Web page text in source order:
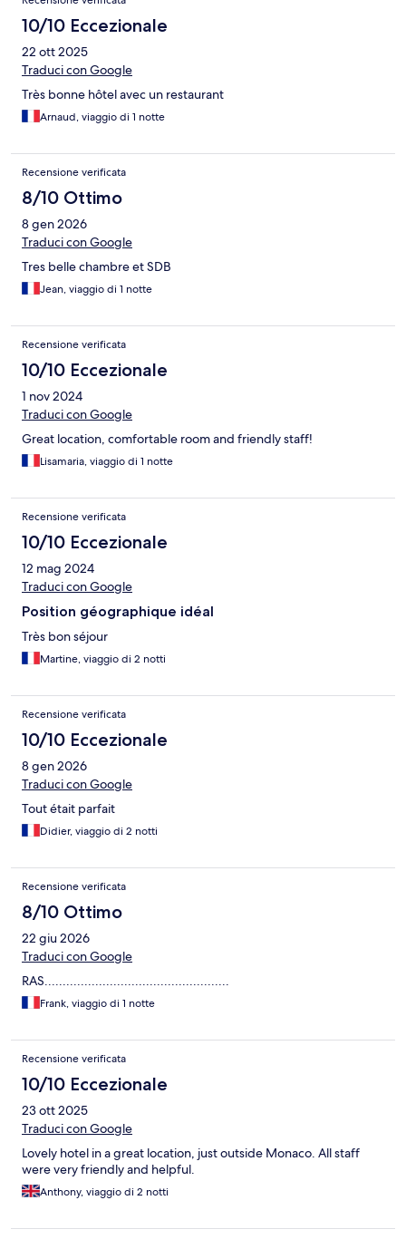
10/10 Eccezionale
22 ott 2025
Traduci con Google
Très bonne hôtel avec un restaurant
Arnaud, viaggio di 1 notte
Recensione verificata
8/10 Ottimo
8 gen 2026
Traduci con Google
Tres belle chambre et SDB
Jean, viaggio di 1 notte
Recensione verificata
10/10 Eccezionale
1 nov 2024
Traduci con Google
Great location, comfortable room and friendly staff!
Lisamaria, viaggio di 1 notte
Recensione verificata
10/10 Eccezionale
12 mag 2024
Traduci con Google
Position géographique idéal
Très bon séjour
Martine, viaggio di 2 notti
Recensione verificata
10/10 Eccezionale
8 gen 2026
Traduci con Google
Tout était parfait
Didier, viaggio di 2 notti
Recensione verificata
8/10 Ottimo
22 giu 2026
Traduci con Google
RAS...................................................
Frank, viaggio di 1 notte
Recensione verificata
10/10 Eccezionale
23 ott 2025
Traduci con Google
Lovely hotel in a great location, just outside Monaco. All staff
were very friendly and helpful.
Anthony, viaggio di 2 notti